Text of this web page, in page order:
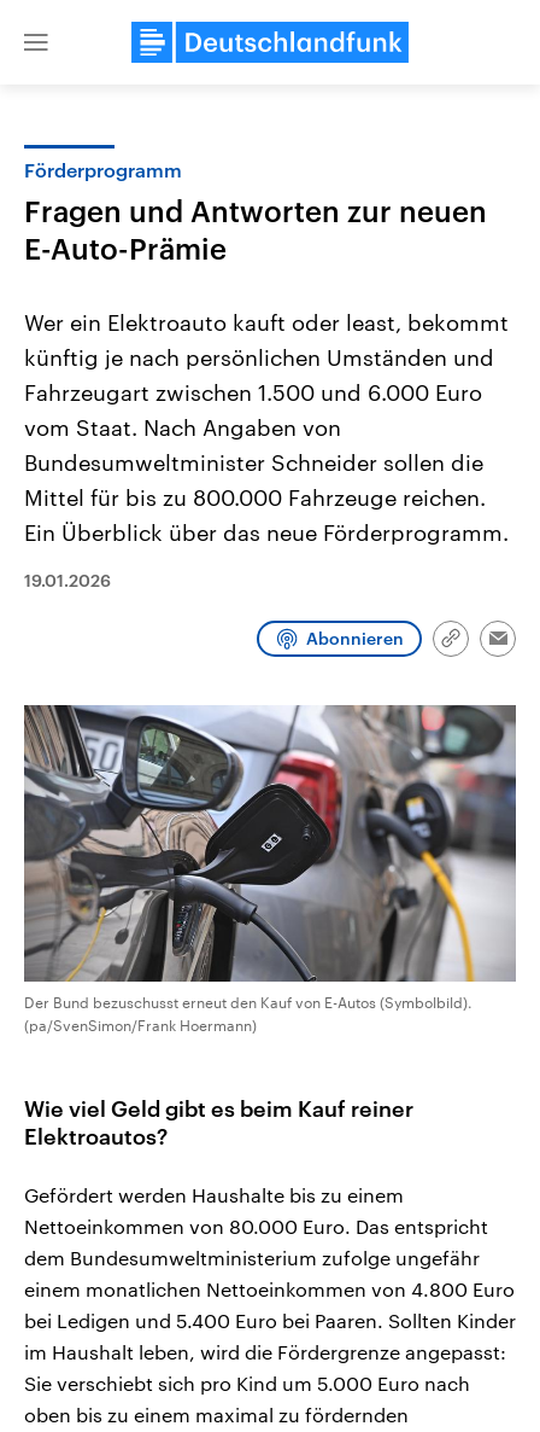
Close
Landtagswahl Sachsen-Anhalt
2026
Alle Informationen
September 2026 einen neuen
Landtag. Seit 2021 wird das
Bundesland von einer Koalition aus
Umfragen, Prognosen,
und Kandidaten der anstehenden
USA
Aktuelle Beiträge,
Hintergründe
gehören die Vereinigten
mit großem Einfluss auf
Förderprogramm
Fragen und Antworten zur neuen
E-Auto-Prämie
Wer ein Elektroauto kauft oder least, bekommt
künftig je nach persönlichen Umständen und
Fahrzeugart zwischen 1.500 und 6.000 Euro
vom Staat. Nach Angaben von
Bundesumweltminister Schneider sollen die
Mittel für bis zu 800.000 Fahrzeuge reichen.
Ein Überblick über das neue Förderprogramm.
19.01.2026
Abonnieren
Link
Der Bund bezuschusst erneut den Kauf von E-Autos (Symbolbild).
(pa/SvenSimon/Frank Hoermann)
Wie viel Geld gibt es beim Kauf reiner
Elektroautos?
Gefördert werden Haushalte bis zu einem
Nettoeinkommen von 80.000 Euro. Das entspricht
dem Bundesumweltministerium zufolge ungefähr
einem monatlichen Nettoeinkommen von 4.800 Euro
bei Ledigen und 5.400 Euro bei Paaren. Sollten Kinder
im Haushalt leben, wird die Fördergrenze angepasst:
Sie verschiebt sich pro Kind um 5.000 Euro nach
oben bis zu einem maximal zu fördernden